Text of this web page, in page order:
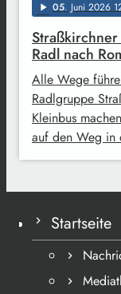
play_arrow 05. Juni 2026
Radl nach
Alle Wege
Radlgruppe
Kleinbus
auf den Weg in
Startseite